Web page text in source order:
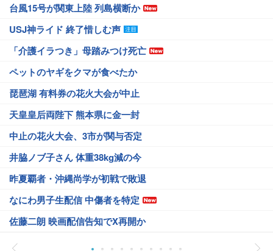
台風15号が関東上陸 列島横断か
USJ神ライド 終了惜しむ声
「介護イラつき」母踏みつけ死亡
ペットのヤギをクマが食べたか
琵琶湖 有料券の花火大会が中止
天皇皇后両陛下 熊本県に金一封
中止の花火大会、3市が関与否定
井脇ノブ子さん 体重38kg減の今
昨夏覇者・沖縄尚学が初戦で敗退
なにわ男子生配信 中傷者を特定
佐藤二朗 映画配信告知でX再開か